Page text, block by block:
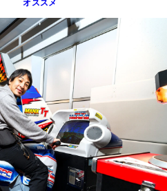
オススメ